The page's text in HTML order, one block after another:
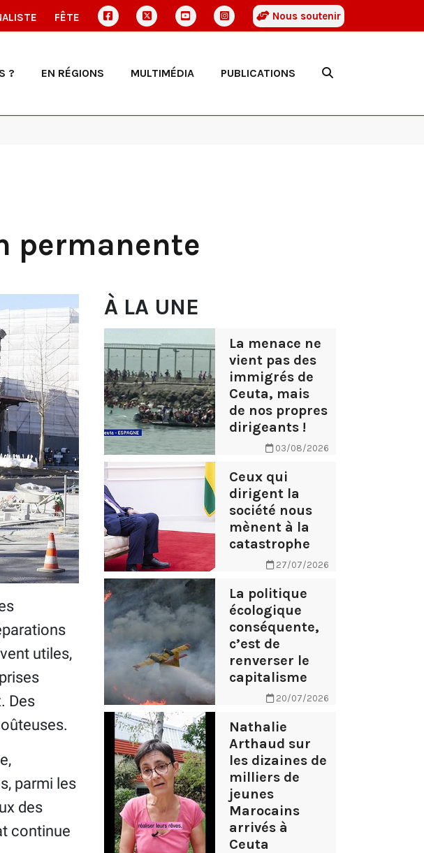
FÊTE Nous soutenir
? EN RÉGIONS MULTIMÉDIA PUBLICATIONS
permanente
utiles,
Des
parmi les
des
continue
À LA UNE
La menace ne
vient pas des
immigrés de
Ceuta, mais
de nos propres
dirigeants !
03/08/2026
Ceux qui
dirigent la
société nous
mènent à la
catastrophe
27/07/2026
La politique
écologique
conséquente,
c’est de
renverser le
capitalisme
20/07/2026
Nathalie
Arthaud sur
les dizaines de
milliers de
jeunes
Marocains
arrivés à
Ceuta